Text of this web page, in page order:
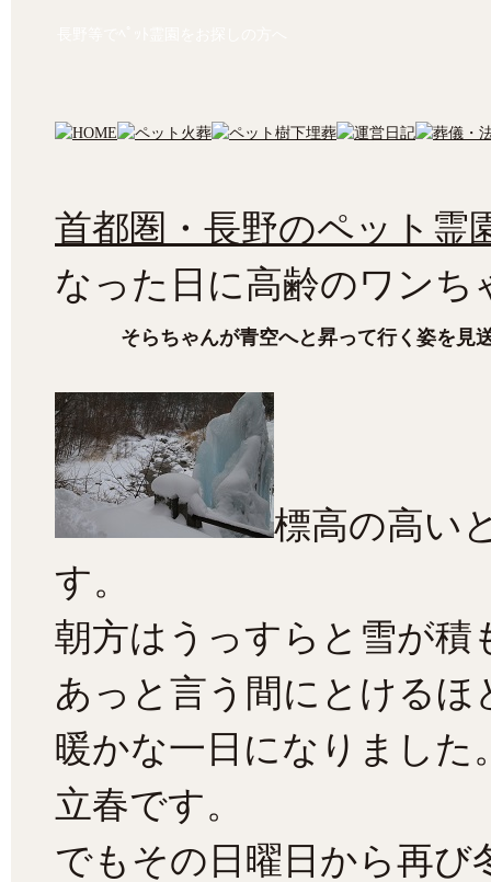
首都圏・長野のペット霊
なった日に高齢のワンち
そらちゃんが青空へと昇って行く姿を見
標高の高い
す。
朝方はうっすらと雪が積
あっと言う間にとけるほ
暖かな一日になりました
立春です。
でもその日曜日から再び